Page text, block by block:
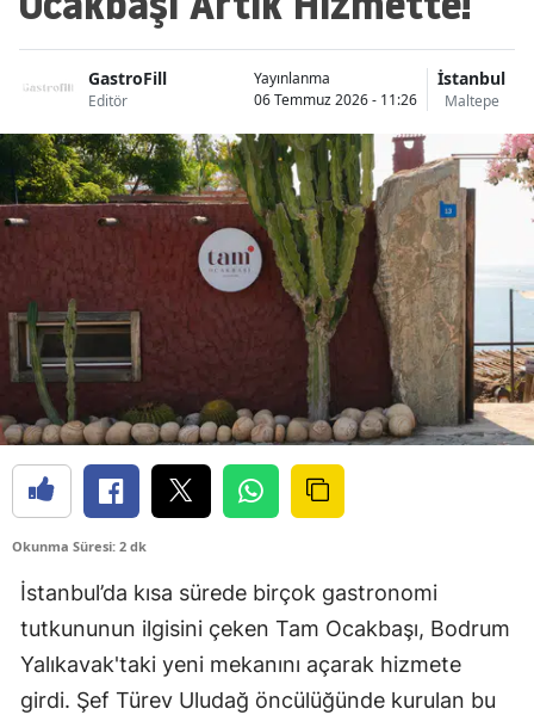
GastroFill
Editör
Yayınlanma
06 Temmuz 2026 - 11:26
İstanbul
Maltepe
Okunma Süresi: 2 dk
İstanbul’da kısa sürede birçok gastronomi
tutkununun ilgisini çeken Tam Ocakbaşı, Bodrum
Yalıkavak'taki yeni mekanını açarak hizmete
girdi. Şef Türev Uludağ öncülüğünde kurulan bu